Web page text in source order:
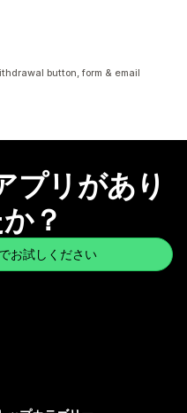
button, form & email
プリがあり
？
お試しください